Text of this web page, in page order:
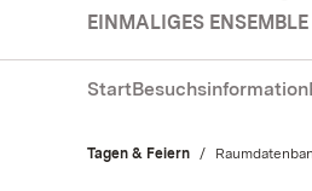
EINMALIGES
StartBesuchsinformation
Tagen & Feiern Aktuell: